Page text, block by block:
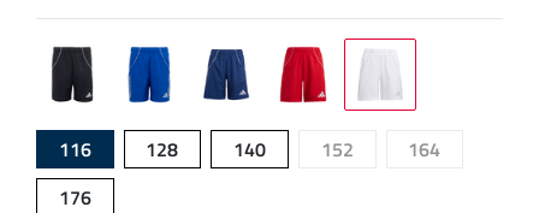
116 128 140 152
164
176